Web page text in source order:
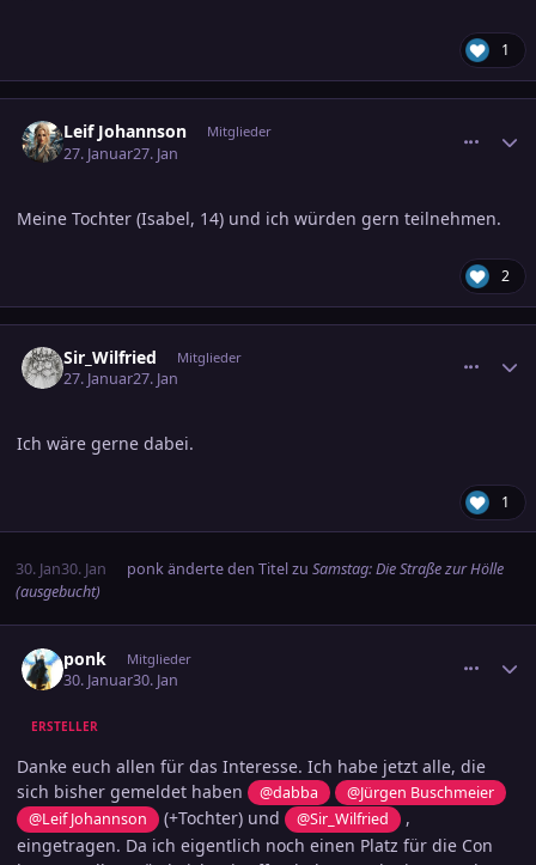
1
Leif Johannson Mitglieder
27. Januar27. Jan
Meine Tochter (Isabel, 14) und ich würden gern teilnehmen.
2
Sir_Wilfried Mitglieder
27. Januar27. Jan
Ich wäre gerne dabei.
1
30. Jan30. Jan ponkänderte den Titel zu Samstag: Die Straße zur Hölle
(ausgebucht)
ponk Mitglieder
30. Januar30. Jan
ERSTELLER
Danke euch allen für das Interesse. Ich habe jetzt alle, die
sich bisher gemeldet haben
@dabba
@Jürgen Buschmeier
@Leif Johannson
(+Tochter) und @Sir_Wilfried
,
eingetragen. Da ich eigentlich noch einen Platz für die Con